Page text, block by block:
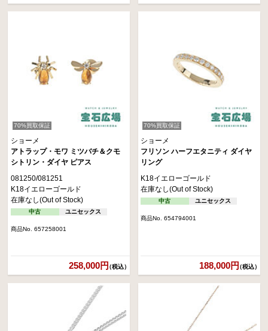
70%買取保証
ショーメ
アトラップ・モワ ミツバチ＆クモ
シトリン・ダイヤ ピアス
081250/081251
K18イエローゴールド
在庫なし(Out of Stock)
中古 ユニセックス
商品No. 657258001
258,000円（税込）
70%買取保証
ショーメ
フリソン ハーフエタニティ ダイヤ
リング
K18イエローゴールド
在庫なし(Out of Stock)
中古 ユニセックス
商品No. 654794001
188,000円（税込）